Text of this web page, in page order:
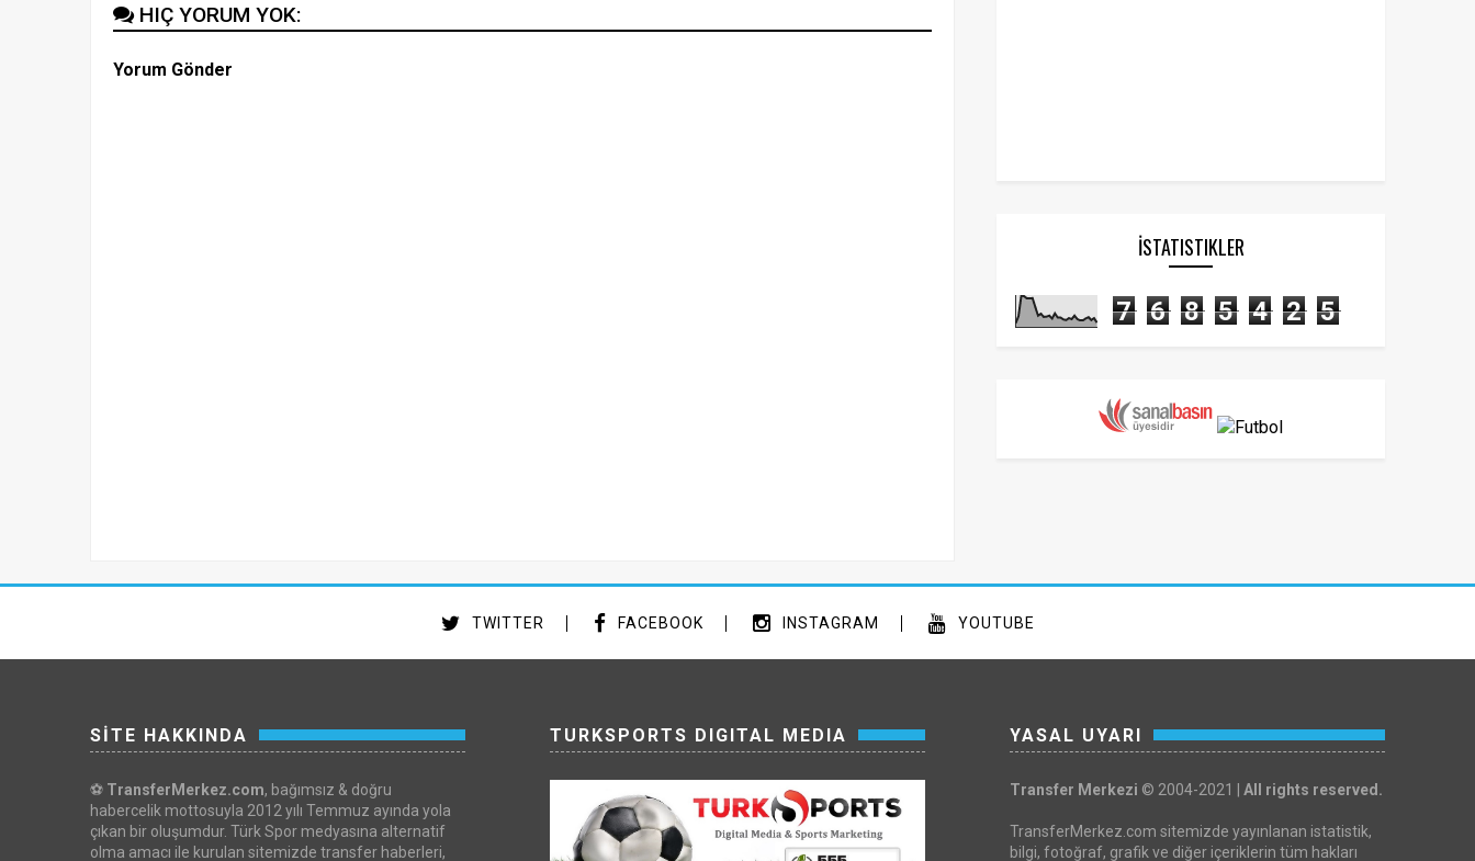
HIÇ YORUM YOK:
Yorum Gönder
İSTATISTIKLER
7 6 8 5 4 2 5
TWITTER FACEBOOK INSTAGRAM YOUTUBE
SİTE HAKKINDA
⚽ TransferMerkez.com, bağımsız & doğru
habercelik mottosuyla 2012 yılı Temmuz ayında yola
çıkan bir oluşumdur. Türk Spor medyasına alternatif
olma amacı ile kurulan sitemizde transfer haberleri,
TURKSPORTS DIGITAL MEDIA YASAL UYARI
Transfer Merkezi © 2004-2021 | All rights reserved.
TransferMerkez.com sitemizde yayınlanan istatistik,
bilgi, fotoğraf, grafik ve diğer içeriklerin tüm hakları